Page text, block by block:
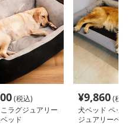
(税込)
ラグジュアリー
ッド
¥9,860(税
犬ベッド ペッ
ジュアリーベ